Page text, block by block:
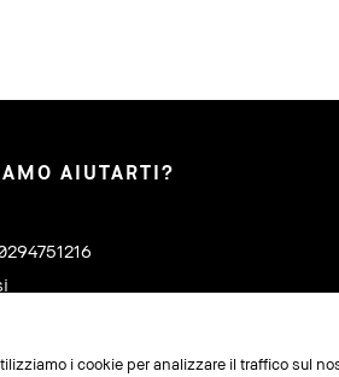
AIUTARTI?
qui
i cookie per analizzare il traffico sul